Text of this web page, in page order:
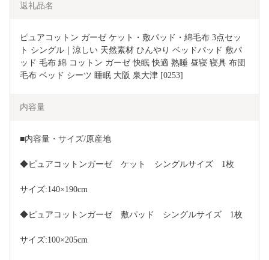
返礼品名
ピュアコットン ガーゼ ケット・敷パッド・綿毛布 3点セッ
ト シングル｜涼しい 天然素材 ひんやり ベッドパッド 敷パ
ッド 毛布 綿 コットン ガーゼ 快眠 快適 熟睡 昼寝 寝具 布団
毛布 ベッド シーツ 睡眠 大阪 泉大津 [0253]
内容量
■内容量・サイズ/原産地
◆ピュアコットンガーゼ　ケット　シングルサイズ　1枚
サイズ:140×190cm
◆ピュアコットンガーゼ　敷パッド　シングルサイズ　1枚
サイズ:100×205cm